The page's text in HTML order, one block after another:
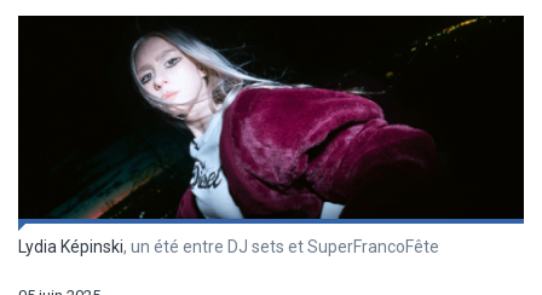
Lydia Képinski, un été entre DJ sets et SuperFrancoFête